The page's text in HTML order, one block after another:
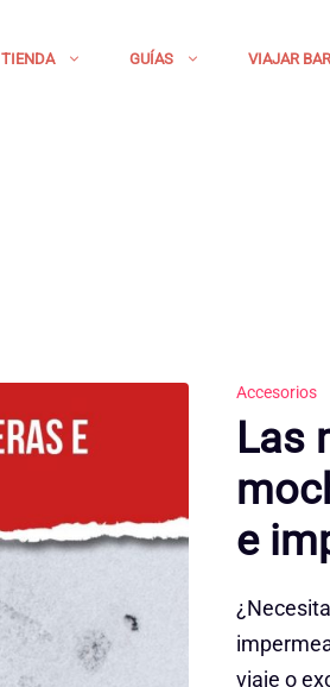
TIENDA GUÍAS VIAJAR
Accesorios
Las
e
viaje o